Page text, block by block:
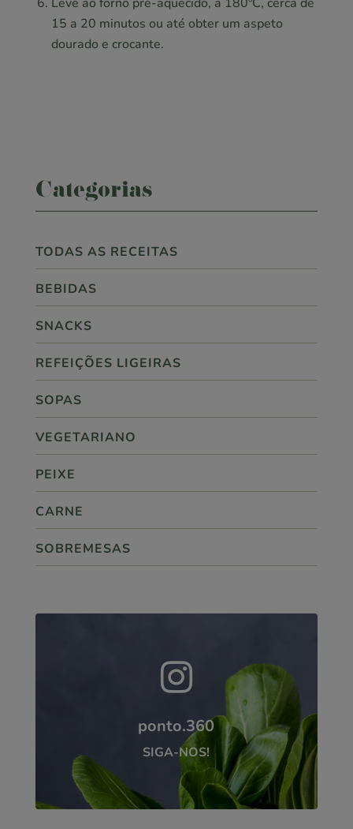
15 a 20 minutos ou até obter um aspeto
dourado e crocante.
Categorias
TODAS AS RECEITAS
BEBIDAS
SNACKS
REFEIÇÕES LIGEIRAS
SOPAS
VEGETARIANO
PEIXE
CARNE
SOBREMESAS

ponto.360
SIGA-NOS!